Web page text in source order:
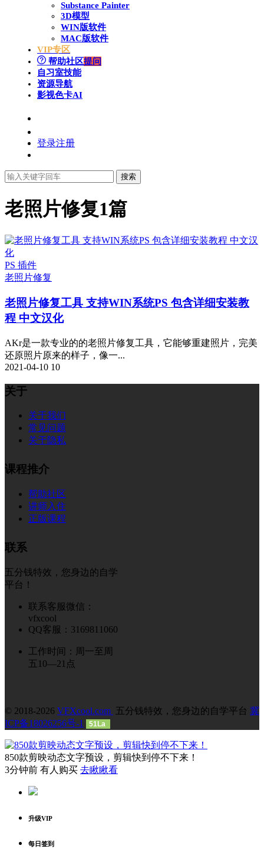
Substance Painter
3D模型
WIN版软件
MAC版软件
VIP专区
帮助社区提问
自习室技能
资源导航
影视色卡AI
登录注册
搜索
老照片修复1篇
PS 插件
老照片修复
老照片修复工具 支持WIN系统PS 包含详细安装教
程 中文汉化
AKr是一款专业的的老照片修复工具，它能够重建照片，完美
还原照片原来的样子，像一...
2021-04-10 10
关于
关于我们
常见问题
关于隐私
课程推介
帮助社区
讲师入住
正版课程
联系
五分钱特效，您身边的自学
平台！
联系客服微信：
vfxcool
QQ客服：3169811060
工作时间：周一至周
五10—21点
© 2018-2026 VFXcool.com 五分钱特效，您身边的自学平台 冀
ICP备18026256号-1
51La
850款剪映动态文字预设，剪辑快到停不下来！
3分钟前 有人购买 去瞅瞅看
升级VIP
每日签到